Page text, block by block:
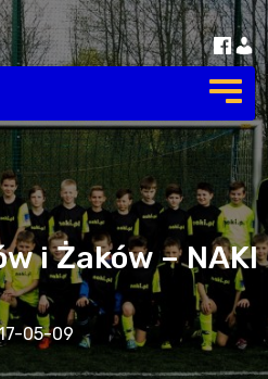
i Żaków – NAKI
05-09